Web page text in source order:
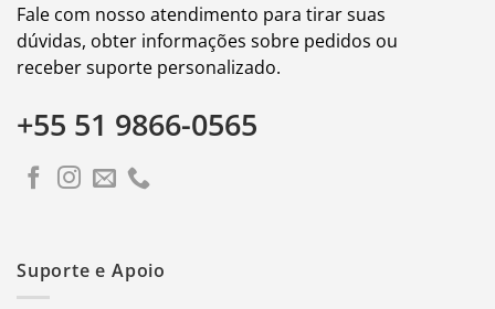
Fale com nosso atendimento para tirar suas
dúvidas, obter informações sobre pedidos ou
receber suporte personalizado.
+55 51 9866-0565
Suporte e Apoio